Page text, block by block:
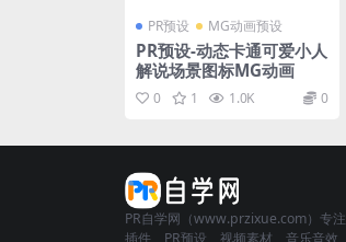
PR预设 MG动画预设
PR预设-动态卡通可爱小人
解说场景图标MG动画
0 1 1.0K 0
PR自学网（www.przixue.com）专